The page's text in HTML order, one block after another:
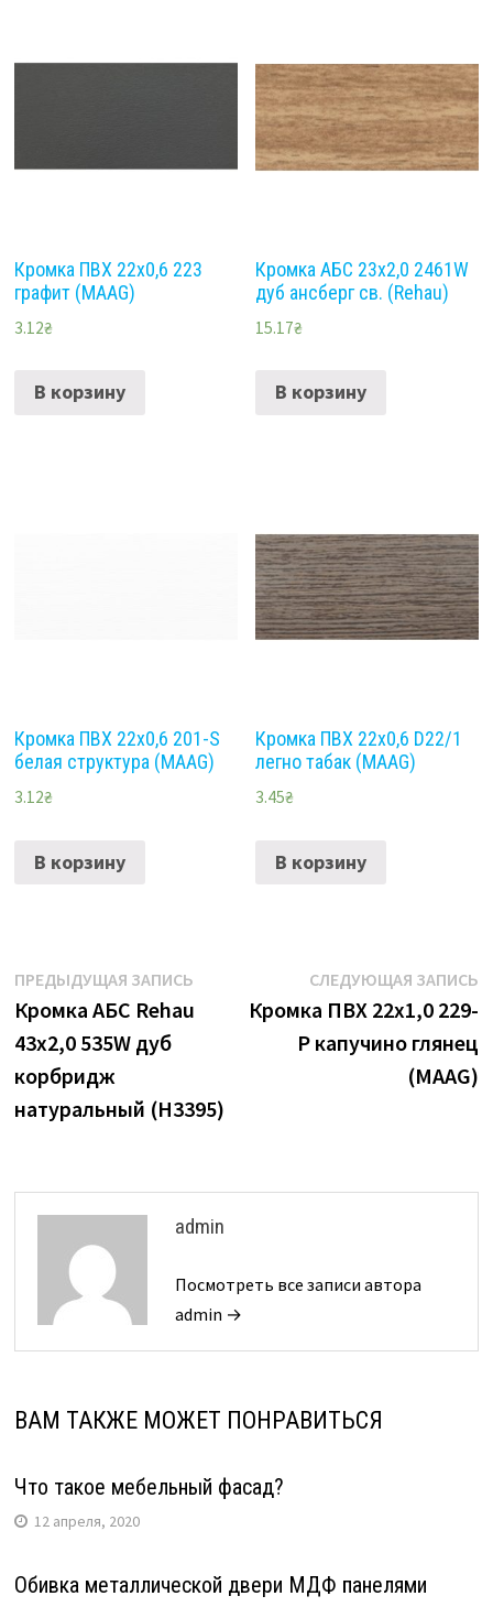
Кромка ПВХ 22х0,6 223
графит (MAAG)
3.12₴
В корзину
Кромка АБС 23х2,0 2461W
дуб ансберг св. (Rehau)
15.17₴
В корзину
Кромка ПВХ 22х0,6 201-S
белая структура (MAAG)
3.12₴
В корзину
Кромка ПВХ 22х0,6 D22/1
легно табак (MAAG)
3.45₴
В корзину
Навигация
по
записям
ПРЕДЫДУЩАЯ ЗАПИСЬПредыдущая
запись:
Кромка АБС Rehau
43х2,0 535W дуб
корбридж
натуральный (H3395)
СЛЕДУЮЩАЯ ЗАПИСЬ
Кромка ПВХ 22х1,0 229-
P капучино глянец
(MAAG)
admin
Посмотреть все записи автора
admin →
ВАМ ТАКЖЕ МОЖЕТ ПОНРАВИТЬСЯ
Что такое мебельный фасад?
12 апреля, 2020
Обивка металлической двери МДФ панелями